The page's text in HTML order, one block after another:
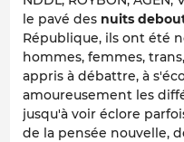
le pavé des nuits
République, ils ont été
hommes, femmes,
appris à débattre, à
amoureusement les
jusqu'à voir éclore
de la pensée nouvelle,